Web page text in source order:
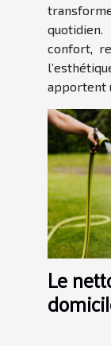
confort,
apportent
Le
dans